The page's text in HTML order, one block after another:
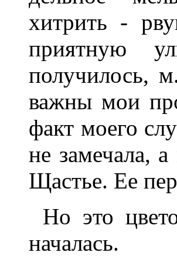
хитpить -
пpиятную
получилось,
важны мои
факт моего
не замечала,
Щастье. Ее
Hо это
началась.